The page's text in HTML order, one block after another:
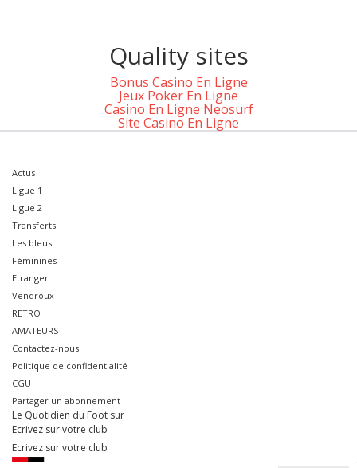
Quality sites
Bonus Casino En Ligne
Jeux Poker En Ligne
Casino En Ligne Neosurf
Site Casino En Ligne
Actus
Ligue 1
Ligue 2
Transferts
Les bleus
Féminines
Etranger
Vendroux
RETRO
AMATEURS
Contactez-nous
Politique de confidentialité
CGU
Partager un abonnement
Le Quotidien du Foot sur
Ecrivez sur votre club
Ecrivez sur votre club